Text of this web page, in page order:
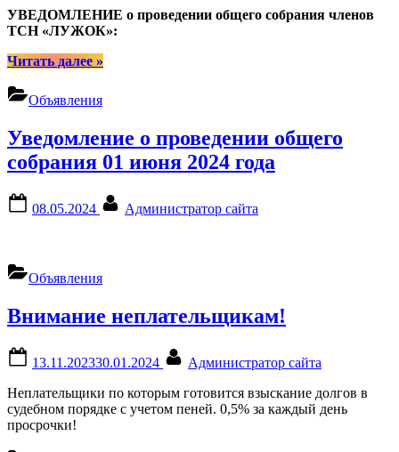
УВЕДОМЛЕНИЕ о проведении общего собрания членов
ТСН «ЛУЖОК»:
Читать далее“УВЕДОМЛЕНИЕ
общего
членов
ТСН
«ЛУЖОК».
уведомляем
вас
в
со
по
июня
2025
»
Объявления
Уведомление о проведении общего
собрания 01 июня 2024 года
on
08.05.2024 Администратор сайта
Объявления
Внимание неплательщикам!
on
13.11.202330.01.2024
Администратор сайта
Неплательщики по которым готовится взыскание долгов в
судебном порядке с учетом пеней. 0,5% за каждый день
просрочки!